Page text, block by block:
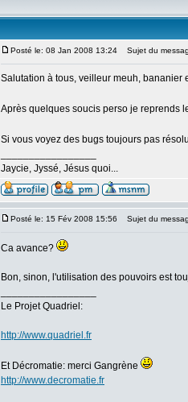
Posté le: 08 Jan 2008 13:24 Sujet du
Salutation à tous, veilleur meuh, bananier
Après quelques soucis perso je reprends
Si vous voyez des bugs toujours pas
Jaycie, Jyssé, Jésus quoi...
Posté le: 15 Fév 2008 15:56 Sujet du
Ca avance?
Bon, sinon, l'utilisation des pouvoirs est
Le Projet Quadriel:
http://www.quadriel.fr
Et Décromatie: merci Gangrène
http://www.decromatie.fr